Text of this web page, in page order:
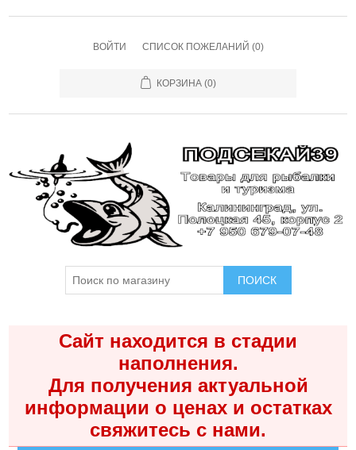
ВОЙТИ СПИСОК ПОЖЕЛАНИЙ (0)
КОРЗИНА (0)
ПОИСК
Сайт находится в стадии
наполнения.
Для получения актуальной
информации о ценах и остатках
свяжитесь с нами.